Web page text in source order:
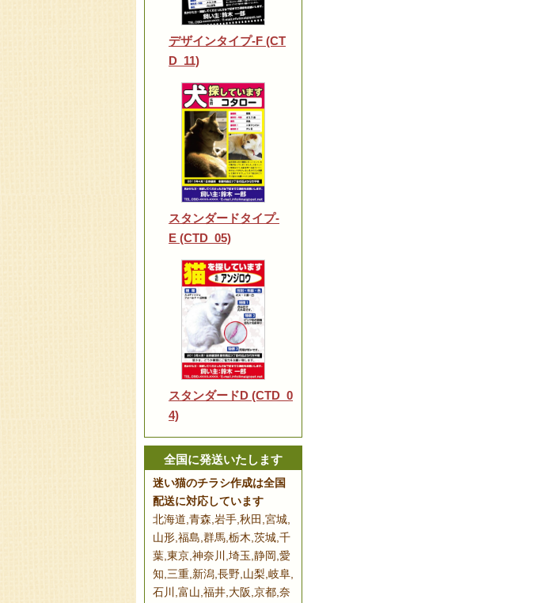
デザインタイプ-F (CT
D_11)
スタンダードタイプ-
E (CTD_05)
スタンダードD (CTD_0
4)
全国に発送いたします
迷い猫のチラシ作成は全国
配送に対応しています
北海道,青森,岩手,秋田,宮城,
山形,福島,群馬,栃木,茨城,千
葉,東京,神奈川,埼玉,静岡,愛
知,三重,新潟,長野,山梨,岐阜,
石川,富山,福井,大阪,京都,奈